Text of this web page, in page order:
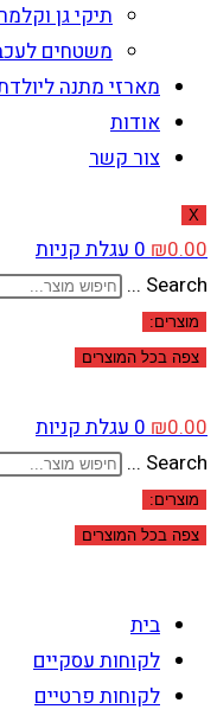
תיקי גן
משטחים
מארזי מתנה
אודות
צור קשר
X
₪0.00
0עגלת קניות
Search ...
מוצרים:
צפה בכל המוצרים
₪0.00
0עגלת קניות
Search ...
מוצרים:
צפה בכל המוצרים
בית
לקוחות עסקיים
לקוחות פרטיים